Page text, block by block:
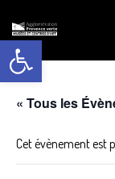
Ouvrir la barre d’outils
Aller
au
contenu
« Tous les
Cet évènement est